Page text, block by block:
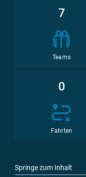
7
Teams
0
Fahrten
Springe zum Inhalt